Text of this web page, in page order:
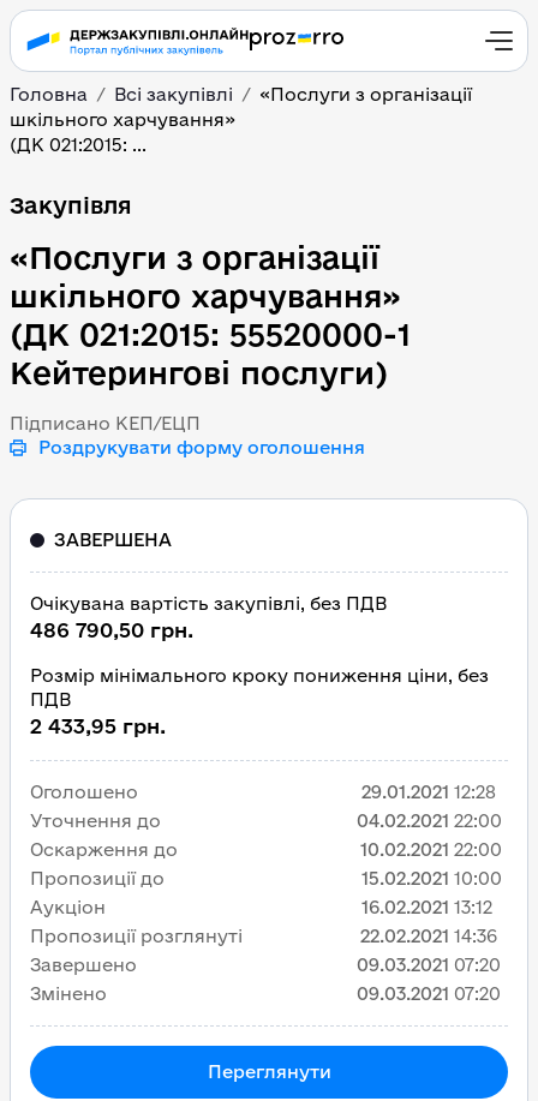
Головна Всі закупівлі
«Послуги з організації
шкільного харчування»
(ДК 021:2015: ...
«Послуги з
Закупівля
«Послуги з організації
шкільного харчування»
(ДК 021:2015: 55520000-1
Кейтерингові послуги)
Підписано КЕП/ЕЦП
Роздрукувати форму оголошення
ЗАВЕРШЕНА
Очікувана вартість закупівлі, без ПДВ
486 790,50 грн.
Розмір мінімального кроку пониження ціни, без
ПДВ
2 433,95 грн.
Оголошено 29.01.2021 12:28
Уточнення до
04.02.2021 22:00
Оскарження до
10.02.2021 22:00
Пропозиції до
15.02.2021 10:00
Аукціон
16.02.2021 13:12
Пропозиції розглянуті
22.02.2021 14:36
Завершено
09.03.2021 07:20
Змінено
09.03.2021 07:20
Переглянути